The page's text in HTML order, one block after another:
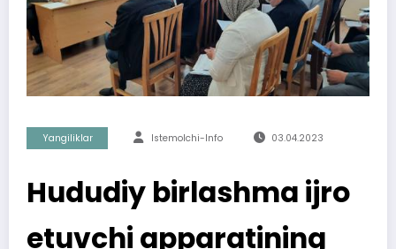
Yangiliklar Istemolchi-Info 03.04.2023
Hududiy birlashma ijro
etuvchi apparatining